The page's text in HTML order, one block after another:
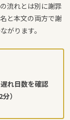
流れとは別に謝罪
と本文の両方で謝
がります。
れ日数を確認
）